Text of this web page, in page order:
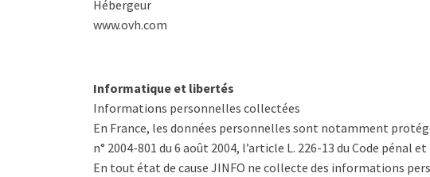
Hébergeur
www.ovh.com
Informatique et libertés
Informations personnelles collectées
En France, les données personnelles sont notamment
n° 2004-801 du 6 août 2004, l’article L. 226-13 du Code pénal
En tout état de cause JINFO ne collecte des informations